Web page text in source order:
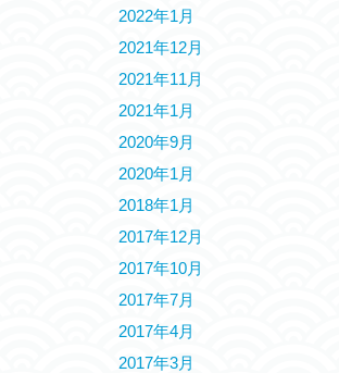
2022年1月
2021年12月
2021年11月
2021年1月
2020年9月
2020年1月
2018年1月
2017年12月
2017年10月
2017年7月
2017年4月
2017年3月